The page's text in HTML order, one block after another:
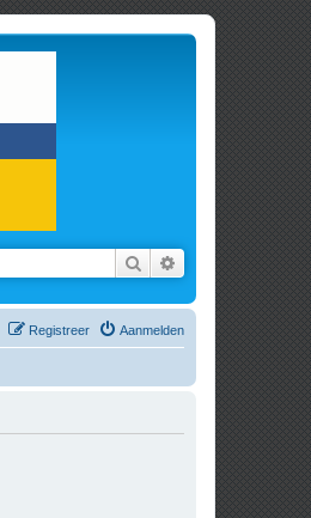
Zoek Uitgebreid zoeken
Aanmelden
Registreer